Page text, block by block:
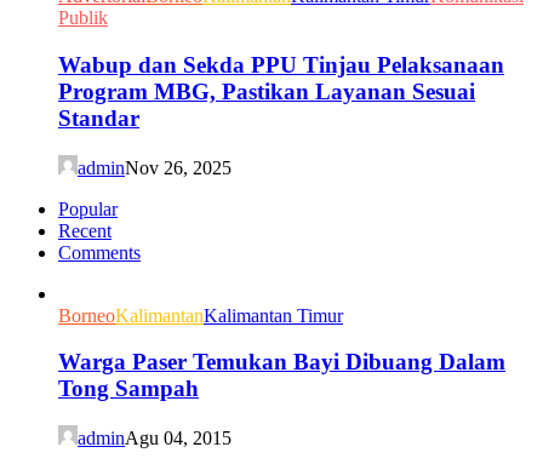
Publik
Wabup dan Sekda PPU Tinjau Pelaksanaan
Program MBG, Pastikan Layanan Sesuai
Standar
adminNov 26, 2025
Popular
Recent
Comments
BorneoKalimantanKalimantan Timur
Warga Paser Temukan Bayi Dibuang Dalam
Tong Sampah
adminAgu 04, 2015